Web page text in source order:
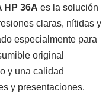
HP 36A es la solución
claras, nítidas y
especialmente para
original
y una calidad
y presentaciones.